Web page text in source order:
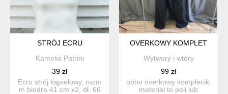
STRÓJ ECRU
Kamelia Patrini
39 zł
Ecru strój kąpielowy, rozm
m biodra 41 cm x2, dł. 66
OVERKOWY KOMPLET
Wytwory i wtóry
99 zł
boho overkowy komplecik.
materiał to poli lub